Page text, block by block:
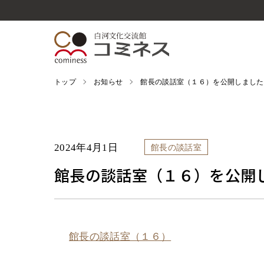
トップ お知らせ 館長の談話室（１６）を公開しました
2024年4月1日 館長の談話室
館長の談話室（１６）を公開
館長の談話室（１６）